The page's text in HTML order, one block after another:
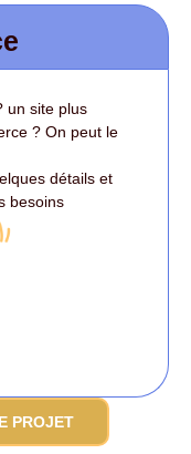
un site plus
? On peut le
détails et
besoins
PROJET